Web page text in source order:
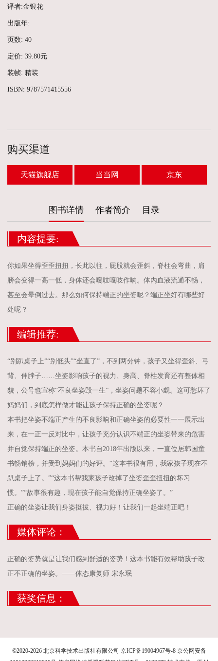
译者:金银花
出版年:
页数: 40
定价: 39.80元
装帧: 精装
ISBN: 9787571415556
购买渠道
天猫旗舰店 当当网 京东
图书详情 作者简介 目录
内容提要:
你如果坐得歪歪扭扭，长此以往，屁股就会歪斜，脊柱会弯曲，肩
膀会变得一高一低，身体还会嘎吱嘎吱作响。体内血液流通不畅，
甚至会晕倒过去。那么如何保持端正的坐姿呢？端正坐好有哪些好
处呢？
编辑推荐:
“别趴桌子上”“别低头”“坐直了”，不到两分钟，孩子又坐得歪斜、弓
背、伸脖子……坐姿影响孩子的视力、身高、脊柱发育还有整体相
貌，公号也宣称“不良坐姿毁一生”，坐姿问题不容小觑。这可愁坏了
妈妈们，到底怎样做才能让孩子保持正确的坐姿呢？
本书把坐姿不端正产生的不良影响和正确坐姿的必要性一一展示出
来，在一正一反对比中，让孩子充分认识不端正的坐姿带来的危害
并自觉保持端正的坐姿。本书自2018年出版以来，一直位居韩国童
书畅销榜，并受到妈妈们的好评。“这本书很有用，我家孩子现在不
趴桌子上了。”“这本书帮我家孩子改掉了坐姿歪歪扭扭的坏习
惯。”“故事很有趣，现在孩子能自觉保持正确坐姿了。”
正确的坐姿让我们身姿挺拔、视力好！让我们一起坐端正吧！
媒体评论：
正确的姿势就是让我们感到舒适的姿势！这本书能有效帮助孩子改
正不正确的坐姿。——体态康复师 宋永珉
获奖信息：
©2020-2026 北京科学技术出版社有限公司 京ICP备19004967号-8 京公网安备